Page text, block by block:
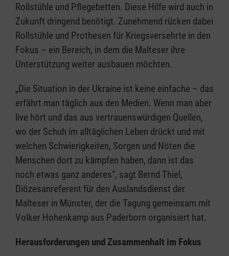
Rollstühle und Pflegebetten. Diese Hilfe wird auch in
Zukunft dringend benötigt. Zunehmend rücken dabei
Rollstühle und Prothesen für Kriegsversehrte in den
Fokus – ein Bereich, in dem die Malteser ihre
Unterstützung weiter ausbauen möchten.
„Die Situation in der Ukraine ist keine einfache – das
erfährt man täglich aus den Medien. Wenn man aber
live hört und das aus vertrauenswürdigen Quellen,
wo der Schuh im alltäglichen Leben drückt und mit
welchen Schwierigkeiten, Sorgen und Nöten die
Menschen dort zu kämpfen haben, dann ist das
noch etwas ganz anderes“, sagt Bernd Thiel,
Diözesanreferent für den Auslandsdienst der
Malteser in Münster, der die Tagung gemeinsam mit
Volker Hohenkamp aus Paderborn organisiert hat.
Herausforderungen und Zusammenhalt im Fokus